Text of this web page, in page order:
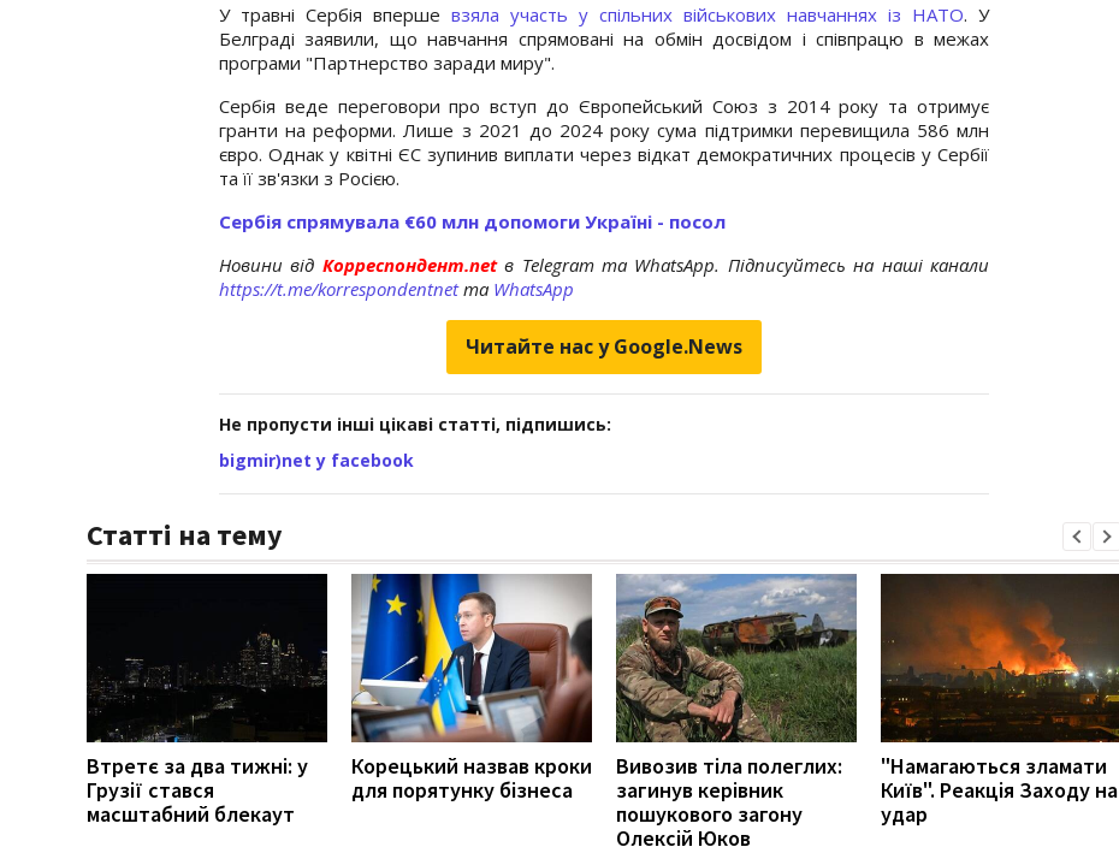
У травні Сербія вперше взяла участь у спільних військових навчаннях із НАТО. У
Белграді заявили, що навчання спрямовані на обмін досвідом і співпрацю в межах
програми "Партнерство заради миру".
Сербія веде переговори про вступ до Європейський Союз з 2014 року та отримує
гранти на реформи. Лише з 2021 до 2024 року сума підтримки перевищила 586 млн
євро. Однак у квітні ЄС зупинив виплати через відкат демократичних процесів у Сербії
та її зв'язки з Росією.
Сербія спрямувала €60 млн допомоги Україні - посол
Новини від Корреспондент.netв Telegram та WhatsApp. Підписуйтесь на наші канали
https://t.me/korrespondentnetта WhatsApp
Читайте нас у Google.News
Не пропусти інші цікаві статті, підпишись:
bigmir)net у facebook
Статті на тему
Втретє за два тижні: у
Грузії стався
масштабний блекаут
Корецький назвав кроки
для порятунку бізнеса
Вивозив тіла полеглих:
загинув керівник
пошукового загону
Олексій Юков
"Намагаються зламати
Київ". Реакція Заходу на
удар